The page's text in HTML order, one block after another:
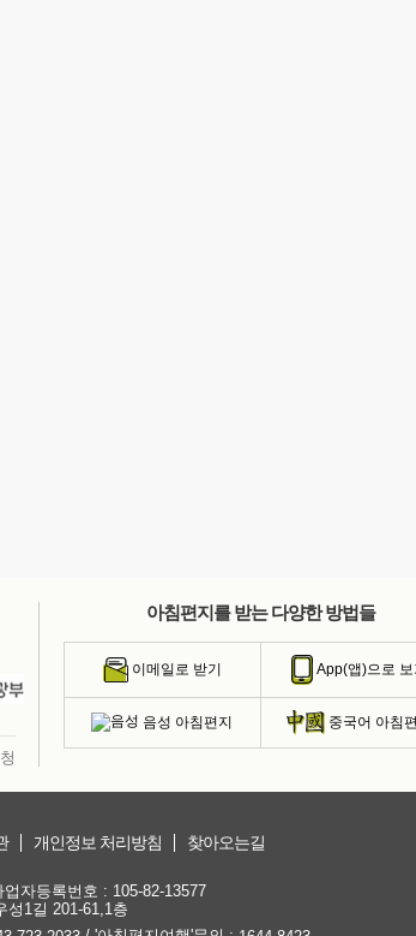
아침편지를 받는 다양한 방법들
이메일로 받기 App(앱)으로 보
음성 아침편지 중국어 아침
개인정보 처리방침 찾아오는길
자등록번호 : 105-82-13577
성1길 201-61,1층